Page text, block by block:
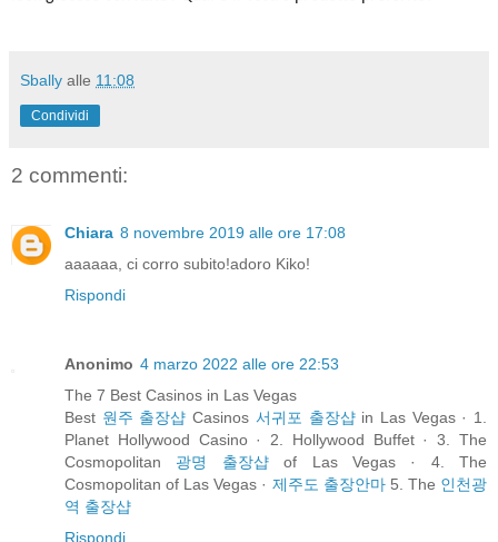
Sbally alle 11:08
Condividi
2 commenti:
Chiara 8 novembre 2019 alle ore 17:08
aaaaaa, ci corro subito!adoro Kiko!
Rispondi
Anonimo 4 marzo 2022 alle ore 22:53
The 7 Best Casinos in Las Vegas
Best 원주 출장샵 Casinos 서귀포 출장샵in Las Vegas · 1.
Planet Hollywood Casino · 2. Hollywood Buffet · 3. The
Cosmopolitan 광명 출장샵of Las Vegas · 4. The
Cosmopolitan of Las Vegas · 제주도 출장안마5. The 인천광
역 출장샵
Rispondi